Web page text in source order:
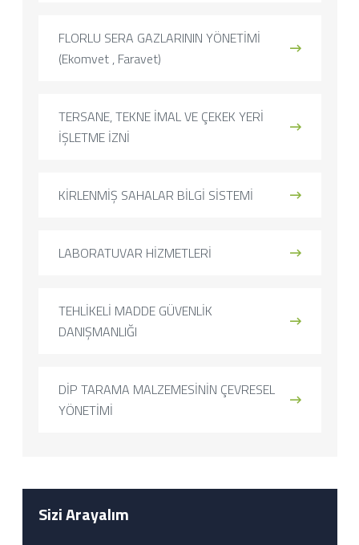
FLORLU SERA GAZLARININ YÖNETİMİ
(Ekomvet , Faravet)
TERSANE, TEKNE İMAL VE ÇEKEK YERİ
İŞLETME İZNİ
KİRLENMİŞ SAHALAR BİLGİ SİSTEMİ
LABORATUVAR HİZMETLERİ
TEHLİKELİ MADDE GÜVENLİK
DANIŞMANLIĞI
DİP TARAMA MALZEMESİNİN ÇEVRESEL
YÖNETİMİ
Sizi Arayalım